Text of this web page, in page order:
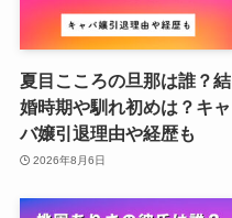
夏目こころの旦那は誰？結
婚時期や馴れ初めは？キャ
バ嬢引退理由や経歴も
2026年8月6日